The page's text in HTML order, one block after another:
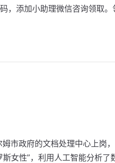
，添加小助理微信咨询领取。
市政府的文档处理中心上岗
女性”，利用人工智能分析了